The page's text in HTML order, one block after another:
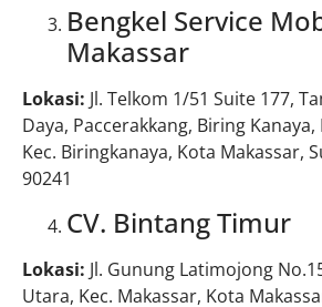
Bengkel Service
Makassar
Lokasi: Jl. Telkom 1/51 Suite 177,
Daya, Paccerakkang, Biring Kanaya,
Kec. Biringkanaya, Kota Makassar,
90241
CV. Bintang Timur
Lokasi: Jl. Gunung Latimojong
Utara, Kec. Makassar, Kota